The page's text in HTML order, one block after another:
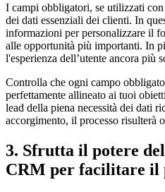
I campi obbligatori, se utilizzati
dei dati essenziali dei clienti. In
informazioni per personalizzare il
alle opportunità più importanti. In
l'esperienza dell’utente ancora più
Controlla che ogni campo
perfettamente allineato ai tuoi
lead della piena necessità dei dati
accorgimento, il processo risulterà
3. Sfrutta il potere
CRM per facilitare il